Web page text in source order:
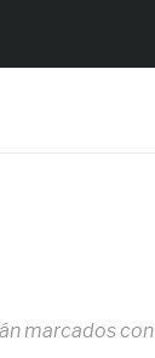
marcados con